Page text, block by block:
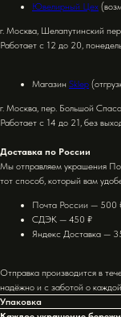
Ювелирный Цех
г. Москва, Шелапутинский
Работает с 12 до 20,
Магазин Sklep
г. Москва, пер. Большой
Работает с 14 до 21, без
Доставка по России
Мы отправляем украшения
тот способ, который вам
Почта России — 500
СДЭК — 450 ₽
Яндекс Доставка —
Отправка производится в
надёжно и с заботой о
Упаковка